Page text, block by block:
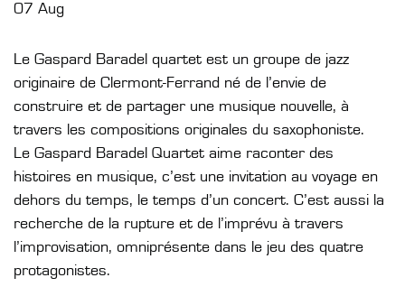
07 Aug
Le Gaspard Baradel quartet est un groupe de jazz
originaire de Clermont-Ferrand né de l’envie de
construire et de partager une musique nouvelle, à
travers les compositions originales du saxophoniste.
Le Gaspard Baradel Quartet aime raconter des
histoires en musique, c’est une invitation au voyage en
dehors du temps, le temps d’un concert. C’est aussi la
recherche de la rupture et de l’imprévu à travers
l’improvisation, omniprésente dans le jeu des quatre
protagonistes.